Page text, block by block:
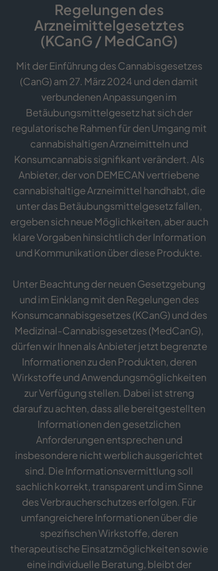
Regelungen des
Arzneimittelgesetztes
(KCanG / MedCanG)
Mit der Einführung des Cannabisgesetzes
(CanG) am 27. März 2024 und den damit
verbundenen Anpassungen im
Betäubungsmittelgesetz hat sich der
regulatorische Rahmen für den Umgang mit
cannabishaltigen Arzneimitteln und
Konsumcannabis signifikant verändert. Als
Anbieter, der von DEMECAN vertriebene
cannabishaltige Arzneimittel handhabt, die
unter das Betäubungsmittelgesetz fallen,
ergeben sich neue Möglichkeiten, aber auch
klare Vorgaben hinsichtlich der Information
und Kommunikation über diese Produkte.
Unter Beachtung der neuen Gesetzgebung
und im Einklang mit den Regelungen des
Konsumcannabisgesetzes (KCanG) und des
Medizinal-Cannabisgesetzes (MedCanG),
dürfen wir Ihnen als Anbieter jetzt begrenzte
Informationen zu den Produkten, deren
Wirkstoffe und Anwendungsmöglichkeiten
zur Verfügung stellen. Dabei ist streng
darauf zu achten, dass alle bereitgestellten
Informationen den gesetzlichen
Anforderungen entsprechen und
insbesondere nicht werblich ausgerichtet
sind. Die Informationsvermittlung soll
sachlich korrekt, transparent und im Sinne
des Verbraucherschutzes erfolgen. Für
umfangreichere Informationen über die
spezifischen Wirkstoffe, deren
therapeutische Einsatzmöglichkeiten sowie
eine individuelle Beratung, bleibt der